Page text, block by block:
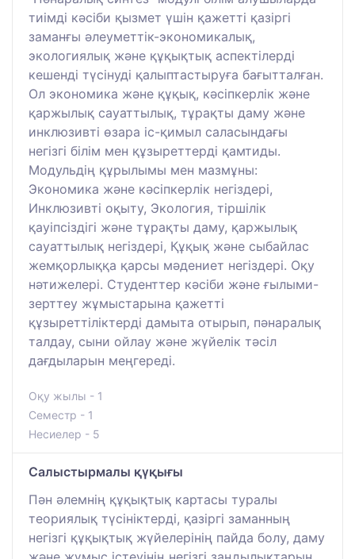
тиімді кәсіби қызмет үшін қажетті қазіргі
заманғы әлеуметтік-экономикалық,
экологиялық және құқықтық аспектілерді
кешенді түсінуді қалыптастыруға бағытталған.
Ол экономика және құқық, кәсіпкерлік және
қаржылық сауаттылық, тұрақты даму және
инклюзивті өзара іс-қимыл саласындағы
негізгі білім мен құзыреттерді қамтиды.
Модульдің құрылымы мен мазмұны:
Экономика және кәсіпкерлік негіздері,
Инклюзивті оқыту, Экология, тіршілік
қауіпсіздігі және тұрақты даму, қаржылық
сауаттылық негіздері, Құқық және сыбайлас
жемқорлыққа қарсы мәдениет негіздері. Оқу
нәтижелері. Студенттер кәсіби және ғылыми-
зерттеу жұмыстарына қажетті
құзыреттіліктерді дамыта отырып, пәнаралық
талдау, сыни ойлау және жүйелік тәсіл
дағдыларын меңгереді.
Оқу жылы - 1
Семестр - 1
Несиелер - 5
Салыстырмалы қүқығы
Пән әлемнің құқықтық картасы туралы
теориялық түсініктерді, қазіргі заманның
негізгі құқықтық жүйелерінің пайда болу, даму